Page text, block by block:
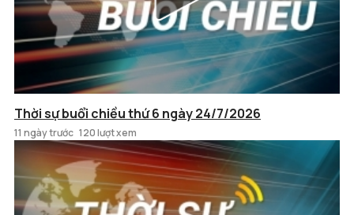
Thời sự buổi chiều thứ 6 ngày 24/7/2026
11 ngày trước 120 lượt xem